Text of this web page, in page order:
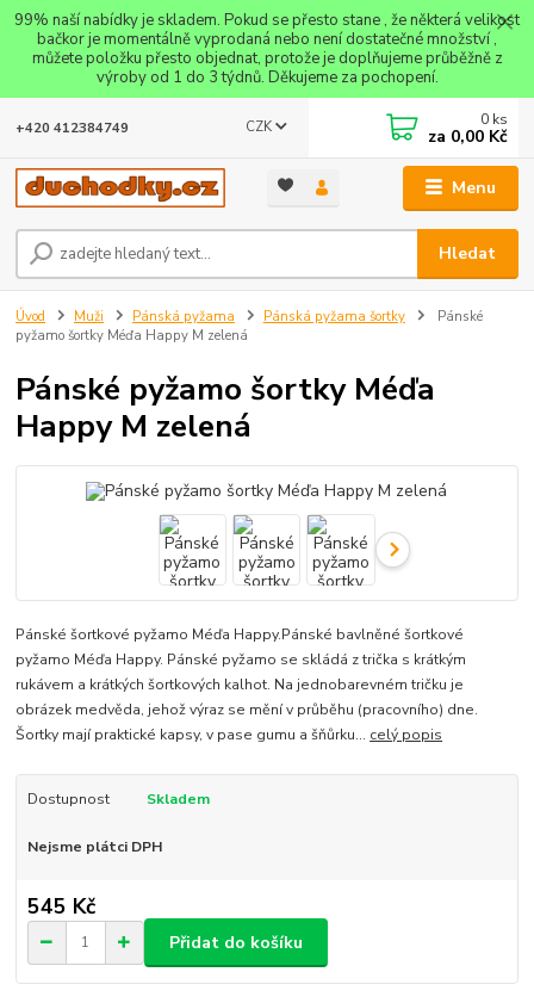
99% naší nabídky je skladem. Pokud se přesto stane , že některá velikost
bačkor je momentálně vyprodaná nebo není dostatečné množství ,
můžete položku přesto objednat, protože je doplňujeme průběžně z
výroby od 1 do 3 týdnů. Děkujeme za pochopení.
Menu
CZK
Hledat
+420 412384749 0 ks
za 0,00 Kč
Úvod Muži Pánská pyžama Pánská pyžama šortky
Pánské
pyžamo šortky Méďa Happy M zelená
Pánské pyžamo šortky Méďa
Happy M zelená
Pánské šortkové pyžamo Méďa Happy.Pánské bavlněné šortkové
pyžamo Méďa Happy. Pánské pyžamo se skládá z trička s krátkým
rukávem a krátkých šortkových kalhot. Na jednobarevném tričku je
obrázek medvěda, jehož výraz se mění v průběhu (pracovního) dne.
Šortky mají praktické kapsy, v pase gumu a šňůrku... celý popis
Dostupnost Skladem
Nejsme plátci DPH
545 Kč
Přidat do košíku